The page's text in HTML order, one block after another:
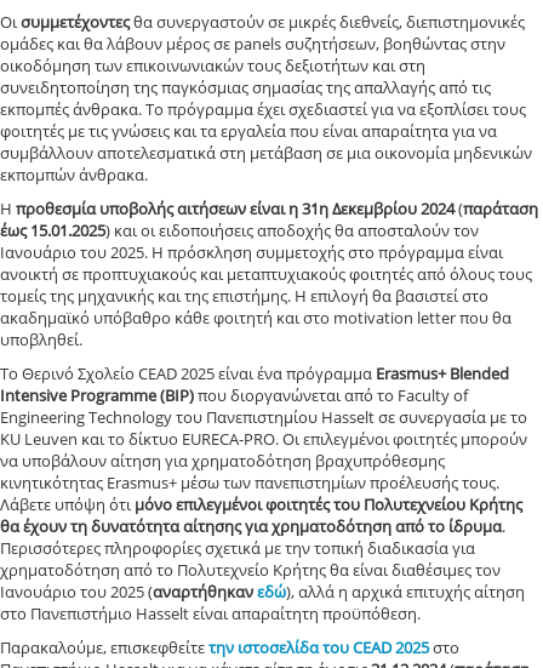
Οισυμμετέχοντεςθα συνεργαστούν σε μικρές διεθνείς, διεπιστημονικές
ομάδες και θα λάβουν μέρος σε panels συζητήσεων, βοηθώντας στην
οικοδόμηση των επικοινωνιακών τους δεξιοτήτων και στη
συνειδητοποίηση της παγκόσμιας σημασίας της απαλλαγής από τις
εκπομπές άνθρακα. Το πρόγραμμα έχει σχεδιαστεί για να εξοπλίσει τους
φοιτητές με τις γνώσεις και τα εργαλεία που είναι απαραίτητα για να
συμβάλλουν αποτελεσματικά στη μετάβαση σε μια οικονομία μηδενικών
εκπομπών άνθρακα.
Η προθεσμία υποβολής αιτήσεων είναι η 31η Δεκεμβρίου 2024(παράταση
έως 15.01.2025) και οι ειδοποιήσεις αποδοχής θα αποσταλούν τον
Ιανουάριο του 2025. Η πρόσκληση συμμετοχής στο πρόγραμμα είναι
ανοικτή σε προπτυχιακούς και μεταπτυχιακούς φοιτητές από όλους τους
τομείς της μηχανικής και της επιστήμης. Η επιλογή θα βασιστεί στο
ακαδημαϊκό υπόβαθρο κάθε φοιτητή και στο motivation letter που θα
υποβληθεί.
Το Θερινό Σχολείο CEAD 2025 είναι ένα πρόγραμμα Erasmus+ Blended
Intensive Programme (BIP)που διοργανώνεται από το Faculty of
Engineering Technology του Πανεπιστημίου Hasselt σε συνεργασία με το
KU Leuven και το δίκτυο EURECA-PRO. Οι επιλεγμένοι φοιτητές μπορούν
να υποβάλουν αίτηση για χρηματοδότηση βραχυπρόθεσμης
κινητικότητας Erasmus+ μέσω των πανεπιστημίων προέλευσής τους.
Λάβετε υπόψη ότιμόνο επιλεγμένοι φοιτητές του Πολυτεχνείου Κρήτης
θα έχουν τη δυνατότητα αίτησης για χρηματοδότηση από το ίδρυμα.
Περισσότερες πληροφορίες σχετικά με την τοπική διαδικασία για
χρηματοδότηση από το Πολυτεχνείο Κρήτης θα είναι διαθέσιμες τον
Ιανουάριο του 2025 (αναρτήθηκανεδώ), αλλά η αρχικά επιτυχής αίτηση
στο Πανεπιστήμιο Hasselt είναι απαραίτητη προϋπόθεση.
Παρακαλούμε, επισκεφθείτετην ιστοσελίδα του CEAD 2025στο